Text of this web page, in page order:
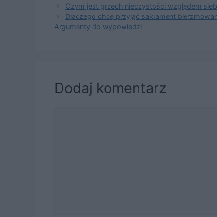
Czym jest grzech nieczystości względem
Dlaczego chcę przyjąć sakrament
Argumenty do wypowiedzi
Dodaj komentarz